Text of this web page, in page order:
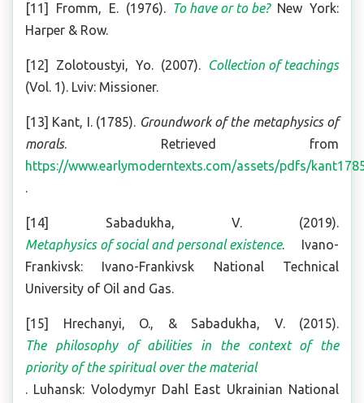
[11] Fromm, E. (1976). To have or to be?New York:
Harper & Row.
[12] Zolotoustyi, Yo. (2007).
Collection of teachings
(Vol. 1). Lviv: Missioner.
[13] Kant, I. (1785). Groundwork of the metaphysics of
morals. Retrieved from
https://www.earlymoderntexts.com/assets/pdfs/
.
[14] Sabadukha, V. (2019).
Metaphysics of social and personal existence. Ivano-
Frankivsk: Ivano-Frankivsk National Technical
University of Oil and Gas.
[15] Hrechanyi, O., & Sabadukha, V. (2015).
The philosophy of abilities in the context of the
priority of the spiritual over the material
. Luhansk: Volodymyr Dahl East Ukrainian National